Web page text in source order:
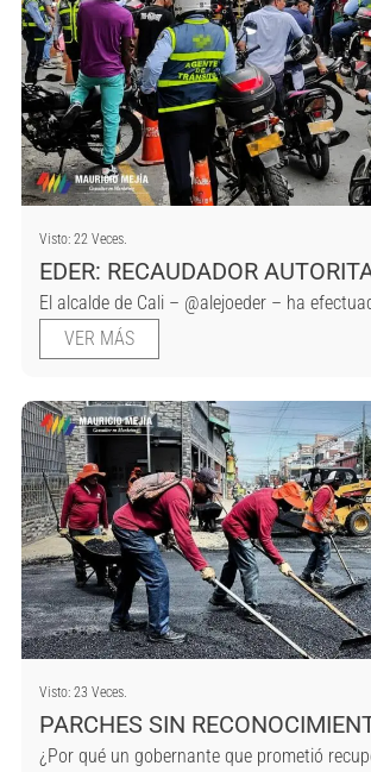
Visto: 22 Veces.
EDER: RECAUDADOR
El alcalde de Cali – @alejoeder – ha
VER MÁS
Visto: 23 Veces.
PARCHES SIN
¿Por qué un gobernante que prometió